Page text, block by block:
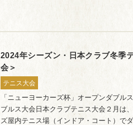
2024年シーズン・日本クラブ冬季
会＞
テニス大会
「ニューヨーカーズ杯」オープンダブル
ブルス大会日本クラブテニス大会２月は
ズ屋内テニス場（インドア・コート）で